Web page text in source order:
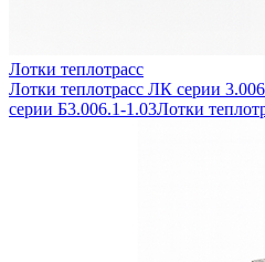
Лотки теплотрасс
Лотки теплотрасс ЛК серии
серии Б3.006.1-1.03Лотки